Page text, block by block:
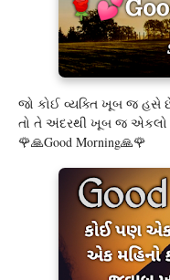
જો કોઈ વ્યક્તિ ખૂબ જ હસે
તો તે અંદરથી ખૂબ જ
🌹🙏Good Morning🙏🌹